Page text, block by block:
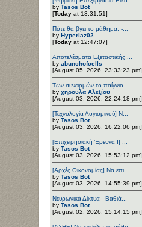
by Tasos Bot
[Today at 13:31:51]
Πότε θα βγει το μάθημα; -...
by Hyperlaz02
[Today at 12:47:07]
Αποτελέσματα Εξεταστικής ...
by abunchofcells
[August 05, 2026, 23:33:23 pm]
Των συνειρμών το παίγνιο....
by χηρουλα Αλεξίου
[August 03, 2026, 22:24:18 pm]
[Τεχνολογία Λογισμικού] Ν...
by Tasos Bot
[August 03, 2026, 16:22:06 pm]
[Επιχειρησιακή Έρευνα Ι] ...
by Tasos Bot
[August 03, 2026, 15:53:12 pm]
[Αρχές Οικονομίας] Να επι...
by Tasos Bot
[August 03, 2026, 14:55:39 pm]
Νευρωνικά Δίκτυα - Βαθιά...
by Tasos Bot
[August 02, 2026, 15:14:15 pm]